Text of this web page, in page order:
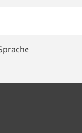
SIE EINE